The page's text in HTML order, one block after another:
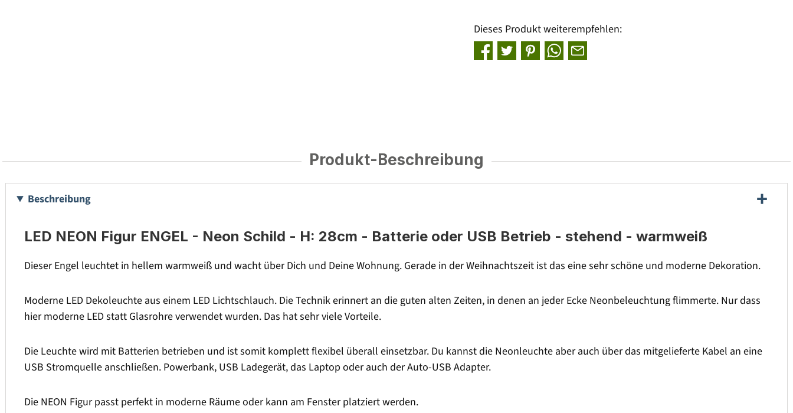
Dieses Produkt weiterempfehlen:
Produkt-Beschreibung
Beschreibung
LED NEON Figur ENGEL - Neon Schild - H: 28cm - Batterie oder USB Betrieb - stehend - warmweiß
Dieser Engel leuchtet in hellem warmweiß und wacht über Dich und Deine Wohnung. Gerade in der Weihnachtszeit ist das eine sehr schöne und moderne Dekoration.
Moderne LED Dekoleuchte aus einem LED Lichtschlauch. Die Technik erinnert an die guten alten Zeiten, in denen an jeder Ecke Neonbeleuchtung flimmerte. Nur dass
hier moderne LED statt Glasrohre verwendet wurden. Das hat sehr viele Vorteile.
Die Leuchte wird mit Batterien betrieben und ist somit komplett flexibel überall einsetzbar. Du kannst die Neonleuchte aber auch über das mitgelieferte Kabel an eine
USB Stromquelle anschließen. Powerbank, USB Ladegerät, das Laptop oder auch der Auto-USB Adapter.
Die NEON Figur passt perfekt in moderne Räume oder kann am Fenster platziert werden.